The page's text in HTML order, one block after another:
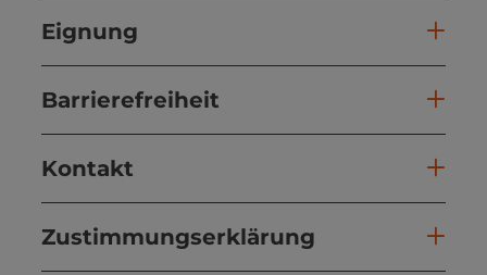
Eignung
Barrierefreiheit
Kontakt
Zustimmungserklärung